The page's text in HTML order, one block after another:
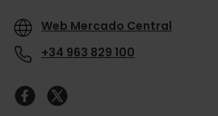
Web Mercado Central
+34 963 829 100